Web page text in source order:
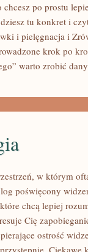
po prostu
tu konkret i
i pielęgnacja i
krok po
warto zrobić
w którym
poświęcony
chcą lepiej
Cię
ostrość
Ciekawe